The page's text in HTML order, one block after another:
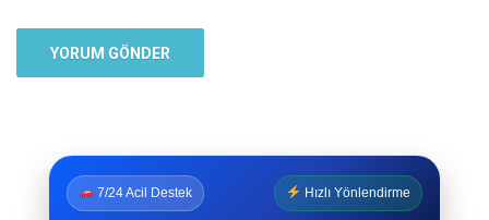
7/24 Acil Destek Hızlı Yönlendirme